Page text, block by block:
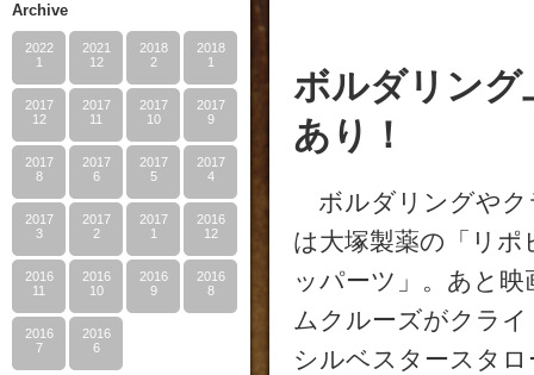
Archive
2022
1
2021
12
2018
2
2018
1
2017
12
2017
11
2017
10
2017
9
2017
8
2017
6
2017
5
2017
4
2017
3
2017
2
2017
1
2016
12
2016
11
2016
10
2016
9
2016
8
2016
7
2016
6
ボルダリング
あり！
ボルダリングやク
は大塚製薬の「リ
ッパーツ」。あと
ムクルーズがクラ
シルベスタースタ